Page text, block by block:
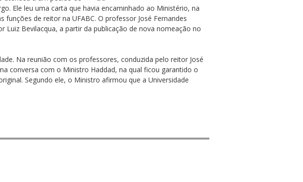
Ele leu uma carta que havia encaminhado ao Ministério, na
de reitor na UFABC. O professor José Fernandes
Bevilacqua, a partir da publicação de nova nomeação no
Na reunião com os professores, conduzida pelo reitor José
conversa com o Ministro Haddad, na qual ficou garantido o
Segundo ele, o Ministro afirmou que a Universidade